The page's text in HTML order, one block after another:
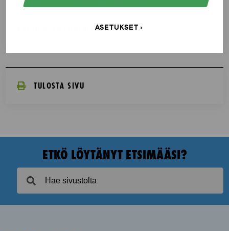
ASETUKSET
KATSO AJANKOHTAISET
TULOSTA SIVU
ETKÖ LÖYTÄNYT ETSIMÄÄSI?